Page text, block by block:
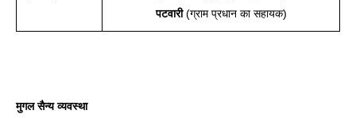
पटवारी (ग्राम प्रधान का सहायक)
मुगल सैन्य व्यवस्था